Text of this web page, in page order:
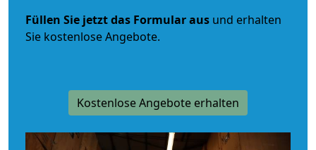
Füllen Sie jetzt das Formular aus und erhalten
Sie kostenlose Angebote.
Kostenlose Angebote erhalten